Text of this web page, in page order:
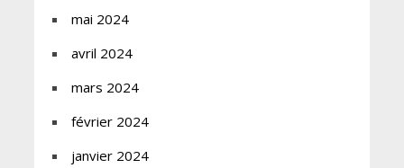
mai 2024
avril 2024
mars 2024
février 2024
janvier 2024